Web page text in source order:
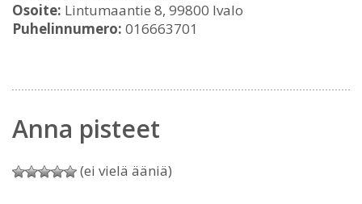
Osoite: Lintumaantie 8, 99800 Ivalo
Puhelinnumero: 016663701
Anna pisteet
(ei vielä ääniä)